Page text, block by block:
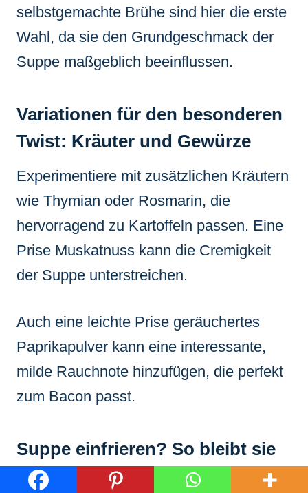
selbstgemachte Brühe sind hier die erste
Wahl, da sie den Grundgeschmack der
Suppe maßgeblich beeinflussen.
Variationen für den besonderen
Twist: Kräuter und Gewürze
Experimentiere mit zusätzlichen Kräutern
wie Thymian oder Rosmarin, die
hervorragend zu Kartoffeln passen. Eine
Prise Muskatnuss kann die Cremigkeit
der Suppe unterstreichen.
Auch eine leichte Prise geräuchertes
Paprikapulver kann eine interessante,
milde Rauchnote hinzufügen, die perfekt
zum Bacon passt.
Suppe einfrieren? So bleibt sie
lange genießbar